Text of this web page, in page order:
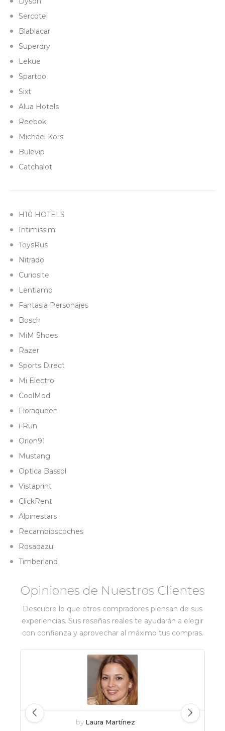
Sercotel
Blablacar
Superdry
Lekue
Spartoo
Sixt
Alua Hotels
Reebok
Michael Kors
Bulevip
Catchalot
H10 HOTELS
Intimissimi
ToysRus
Nitrado
Curiosite
Lentiamo
Fantasia Personajes
Bosch
MiM Shoes
Razer
Sports Direct
Mi Electro
CoolMod
Floraqueen
i-Run
Orion91
Mustang
Optica Bassol
Vistaprint
ClickRent
Alpinestars
Recambioscoches
Rosaoazul
Timberland
Opiniones de Nuestros Clientes
Descubre lo que otros compradores piensan de sus
experiencias. Sus reseñas reales te ayudarán a elegir
con confianza y aprovechar al máximo tus compras.
by Laura Martínez